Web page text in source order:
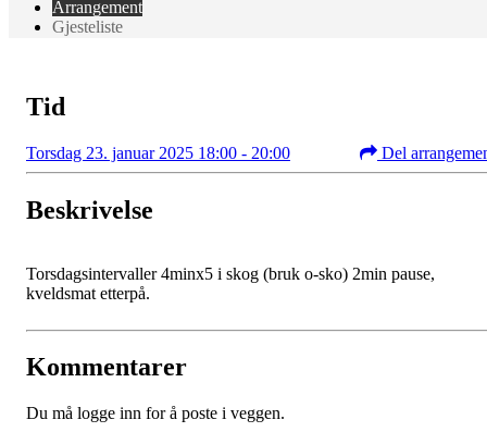
Arrangement
Gjesteliste
Tid
Torsdag 23. januar 2025 18:00 - 20:00 Del
Beskrivelse
Torsdagsintervaller 4minx5 i skog (bruk o-sko) 2min pause,
kveldsmat etterpå.
Kommentarer
Du må logge inn for å poste i veggen.